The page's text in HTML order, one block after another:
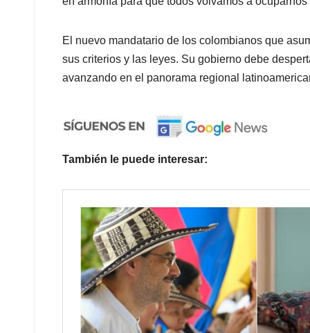
El nuevo mandatario de los colombianos que
sus criterios y las leyes. Su gobierno debe
avanzando en el panorama regional
También le puede interesar: